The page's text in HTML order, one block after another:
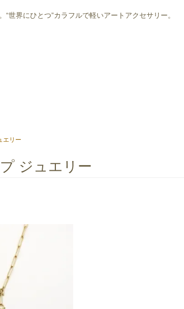
世界にひとつ”カラフルで軽いアートアクセサリー。
エリー
ジュエリー